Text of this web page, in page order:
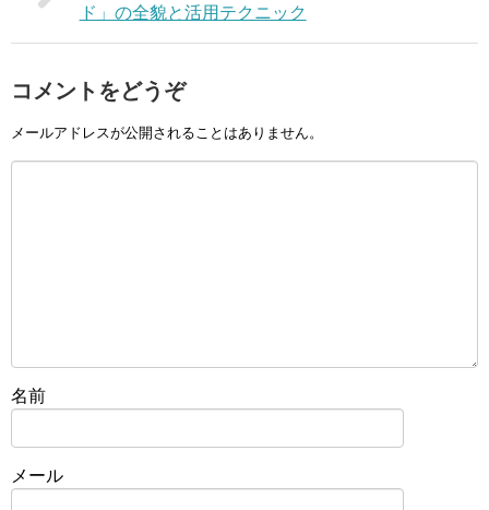
ド」の全貌と活用テクニック
コメントをどうぞ
メールアドレスが公開されることはありません。
名前
メール